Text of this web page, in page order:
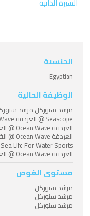
السيرة الذاتية
الجنسية
Egyptian
الوظيفة الحالية
الغردقة Ocean Wave @ الغردقة Ocean Wave
مستوى الغوص
مرشد سنوركل
مرشد سنوركل
مرشد سنوركل